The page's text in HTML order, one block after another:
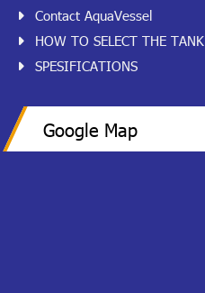
Contact AquaVessel
HOW TO SELECT THE TANK
SPESIFICATIONS
Google Map